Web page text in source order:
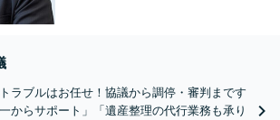
ラブルはお任せ！協議から調停・審判まです
からサポート」「遺産整理の代行業務も承り